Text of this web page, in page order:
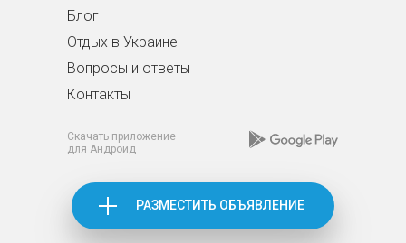
Блог
Отдых в Украине
Вопросы и ответы
Контакты
Скачать приложение
для Андроид
РАЗМЕСТИТЬ ОБЪЯВЛЕНИЕ